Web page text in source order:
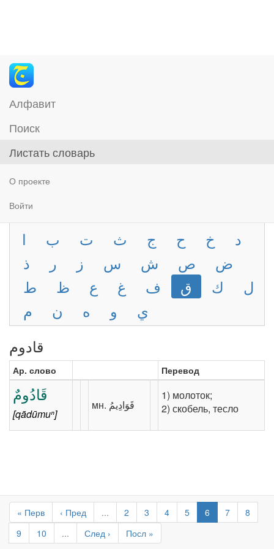
Алфавит
Поиск
Листать словарь
О проекте
Войти
ا ب ت ث ج ح خ
د
ذ
ر ز س ش ص
ض
ط
ظ ع غ ف ق ك
ل
م
ن ه و
ي
قادوم
Ар. слово Перевод
قَادُومٌ
[qādūmuⁿ]
1) молоток;
2) скобель, тесло
« Перв ‹ Пред ... 2 3 4 5 6 7
8
9
10 ... След › Посл »